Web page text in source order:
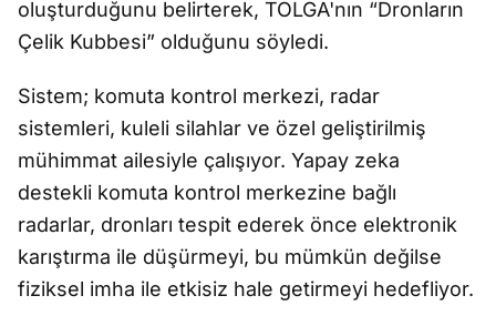
oluşturduğunu belirterek, TOLGA'nın “Dronların
Çelik Kubbesi” olduğunu söyledi.
Sistem; komuta kontrol merkezi, radar
sistemleri, kuleli silahlar ve özel geliştirilmiş
mühimmat ailesiyle çalışıyor. Yapay zeka
destekli komuta kontrol merkezine bağlı
radarlar, dronları tespit ederek önce elektronik
karıştırma ile düşürmeyi, bu mümkün değilse
fiziksel imha ile etkisiz hale getirmeyi hedefliyor.